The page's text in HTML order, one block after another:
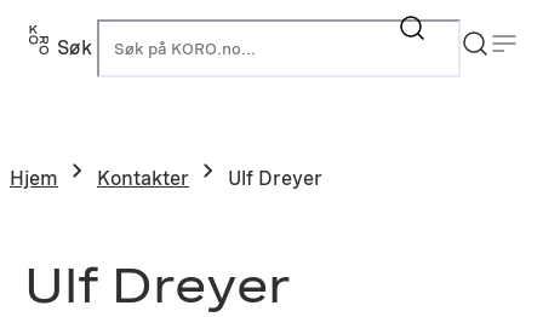
Søk
Hjem Kontakter Ulf Dreyer
Ulf Dreyer